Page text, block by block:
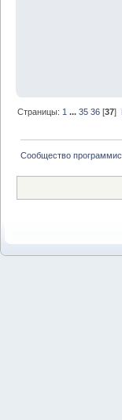
Страницы:1 ...35 36 [37]
Сообщество